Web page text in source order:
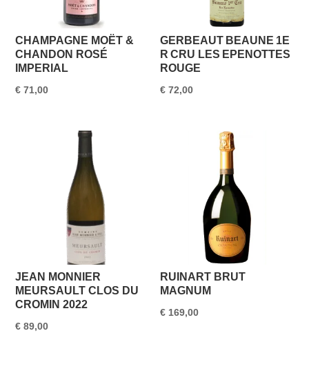
CHAMPAGNE MOËT &
CHANDON ROSÉ
IMPERIAL
€ 71,00
GERBEAUT BEAUNE 1E
R CRU LES EPENOTTES
ROUGE
€ 72,00
JEAN MONNIER
MEURSAULT CLOS DU
CROMIN 2022
€ 89,00
RUINART BRUT
MAGNUM
€ 169,00